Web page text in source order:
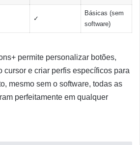
✓
Básicas (sem
software)
permite personalizar botões,
cursor e criar perfis específicos para
mesmo sem o software, todas as
perfeitamente em qualquer